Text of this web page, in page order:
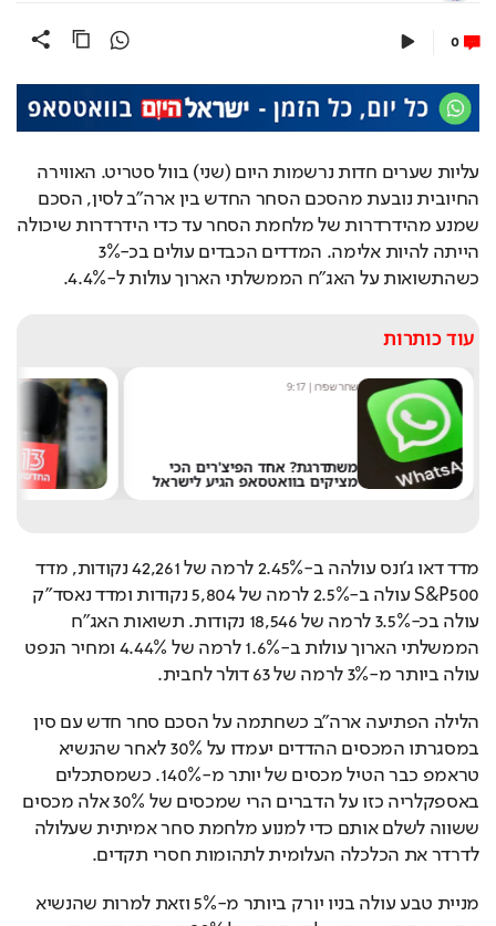
0
הייתה להיות אלימה. המדדים הכבדים עולים בכ-3%
כשהתשואות על האג"ח הממשלתי הארוך עולות ל-4.4%.
עוד כותרות
שחר שפירו |
9:17
משתדרגת? אחד הפיצ'רים הכי
מציקים בוואטסאפ הגיע לישראל
מדד דאו ג'ונס עולהה ב-2.45% לרמה של 42,261 נקודות, מדד
עולה ביותר מ-3% לרמה של 63 דולר לחבית.
הלילה הפתיעה ארה"ב כשחתמה על הסכם סחר חדש עם סין
לדרדר את הכלכלה העלומית לתהומות חסרי תקדים.